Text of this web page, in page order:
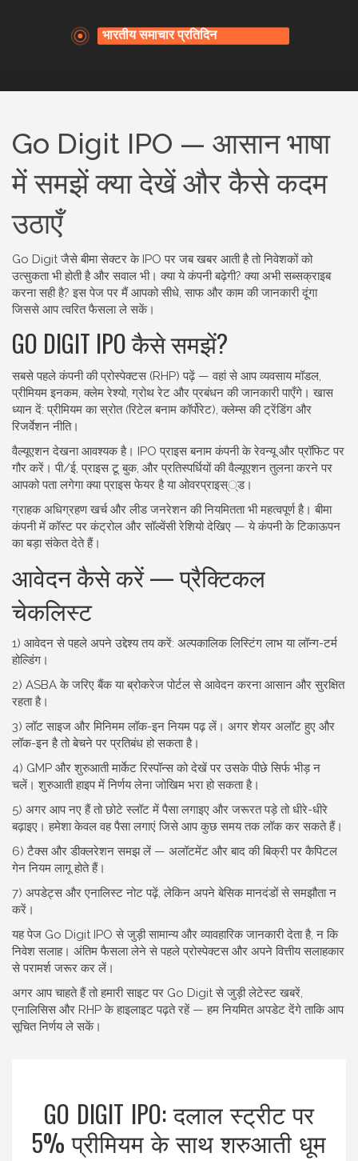
Go Digit IPO — आसान भाषा
में समझें क्या देखें और कैसे कदम
उठाएँ
Go Digit जैसे बीमा सेक्टर के IPO पर जब खबर आती है तो निवेशकों को
उत्सुकता भी होती है और सवाल भी। क्या ये कंपनी बढ़ेगी? क्या अभी सब्सक्राइब
करना सही है? इस पेज पर मैं आपको सीधे, साफ और काम की जानकारी दूंगा
जिससे आप त्वरित फैसला ले सकें।
GO DIGIT IPO कैसे समझें?
सबसे पहले कंपनी की प्रोस्पेक्टस (RHP) पढ़ें — वहां से आप व्यवसाय मॉडल,
प्रीमियम इनकम, क्लेम रेश्यो, ग्रोथ रेट और प्रबंधन की जानकारी पाएँगे। खास
ध्यान दें: प्रीमियम का स्रोत (रिटेल बनाम कॉर्पोरेट), क्लेम्स की ट्रेंडिंग और
रिजर्वेशन नीति।
वैल्यूएशन देखना आवश्यक है। IPO प्राइस बनाम कंपनी के रेवन्यू और प्रॉफिट पर
गौर करें। पी/ई, प्राइस टू बुक, और प्रतिस्पर्धियों की वैल्यूएशन तुलना करने पर
आपको पता लगेगा क्या प्राइस फेयर है या ओवरप्राइस््ड।
ग्राहक अधिग्रहण खर्च और लीड जनरेशन की नियमितता भी महत्वपूर्ण है। बीमा
कंपनी में कॉस्ट पर कंट्रोल और सॉल्वेंसी रेशियो देखिए — ये कंपनी के टिकाऊपन
का बड़ा संकेत देते हैं।
आवेदन कैसे करें — प्रैक्टिकल
चेकलिस्ट
1) आवेदन से पहले अपने उद्देश्य तय करें: अल्पकालिक लिस्टिंग लाभ या लॉन्ग-टर्म
होल्डिंग।
2) ASBA के जरिए बैंक या ब्रोकरेज पोर्टल से आवेदन करना आसान और सुरक्षित
रहता है।
3) लॉट साइज और मिनिमम लॉक-इन नियम पढ़ लें। अगर शेयर अलॉट हुए और
लॉक-इन है तो बेचने पर प्रतिबंध हो सकता है।
4) GMP और शुरुआती मार्केट रिस्पॉन्स को देखें पर उसके पीछे सिर्फ भीड़ न
चलें। शुरुआती हाइप में निर्णय लेना जोखिम भरा हो सकता है।
5) अगर आप नए हैं तो छोटे स्लॉट में पैसा लगाइए और जरूरत पड़े तो धीरे-धीरे
बढ़ाइए। हमेशा केवल वह पैसा लगाएं जिसे आप कुछ समय तक लॉक कर सकते हैं।
6) टैक्स और डीक्लरेशन समझ लें — अलॉटमेंट और बाद की बिक्री पर कैपिटल
गेन नियम लागू होते हैं।
7) अपडेट्स और एनालिस्ट नोट पढ़ें, लेकिन अपने बेसिक मानदंडों से समझौता न
करें।
यह पेज Go Digit IPO से जुड़ी सामान्य और व्यावहारिक जानकारी देता है, न कि
निवेश सलाह। अंतिम फैसला लेने से पहले प्रोस्पेक्टस और अपने वित्तीय सलाहकार
से परामर्श जरूर कर लें।
अगर आप चाहते हैं तो हमारी साइट पर Go Digit से जुड़ी लेटेस्ट खबरें,
एनालिसिस और RHP के हाइलाइट पढ़ते रहें — हम नियमित अपडेट देंगे ताकि आप
सूचित निर्णय ले सकें।
GO DIGIT IPO: दलाल स्ट्रीट पर
5% प्रीमियम के साथ शरुआती धूम